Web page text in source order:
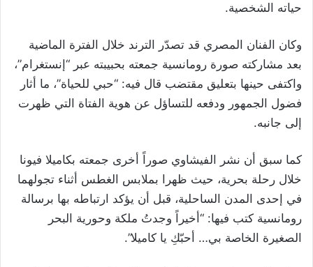
حياته الشخصية.
وكان الفنان المصري قد تصدّر الترند خلال الفترة الماضية
بعد مشاركته صورة رومانسية جمعته بحبيبته عبر “إنستغرام”،
واكتفى حينها بتعليق مقتضب قال فيه: “حبي للحياة”، ما أثار
فضول الجمهور ودفعه للتساؤل عن هوية الفتاة التي ظهرت
إلى جانبه.
كما سبق أن نشر الفيشاوي صوراً أخرى جمعته بكاميلا فيونا
خلال رحلة بحرية، حيث ظهرا بملابس الغطس أثناء تجولهما
في إحدى المدن الساحلية، قبل أن يؤكد ارتباطه بها برسالة
رومانسية كتب فيها: “أخيراً وجدتُ ملكة وحورية البحر
الصغيرة الخاصة بي… أحبّكِ يا كاميلا”.